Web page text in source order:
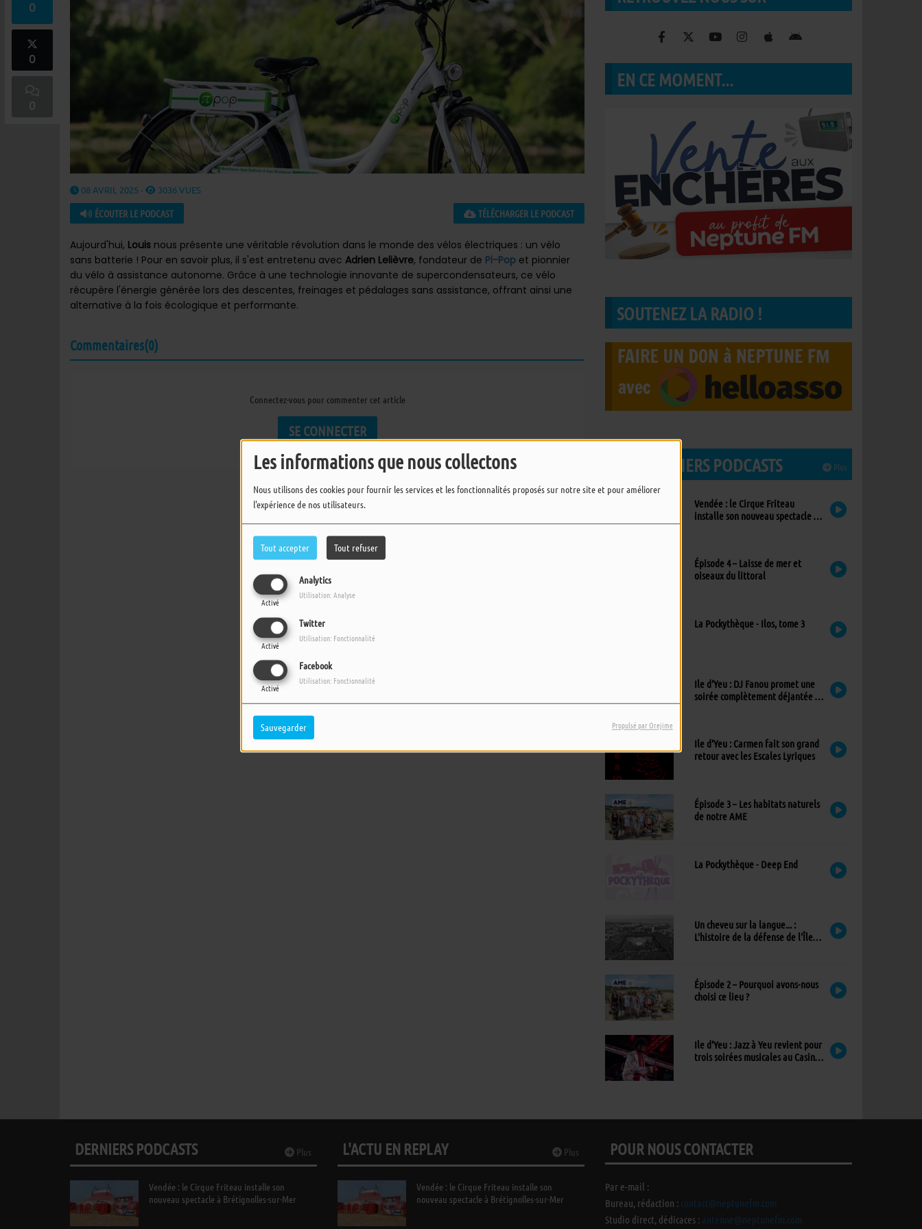
Les informations que nous collectons
Nous utilisons des cookies pour fournir les services et les fonctionnalités proposés sur notre site et pour améliorer
l'expérience de nos utilisateurs.
Tout accepter Tout refuser
Analytics
Activé
Utilisation: Analyse
Twitter
Activé
Utilisation: Fonctionnalité
Facebook
Activé
Utilisation: Fonctionnalité
Sauvegarder Propulsé par Orejime
0
0
0
08 AVRIL 2025 - 3036 VUES
ÉCOUTER LE PODCAST TÉLÉCHARGER LE PODCAST
Aujourd'hui, Louis nous présente une véritable révolution dans le monde des vélos électriques : un vélo
sans batterie ! Pour en savoir plus, il s'est entretenu avec Adrien Lelièvre, fondateur de Pi-Pop et pionnier
du vélo à assistance autonome. Grâce à une technologie innovante de supercondensateurs, ce vélo
récupère l'énergie générée lors des descentes, freinages et pédalages sans assistance, offrant ainsi une
alternative à la fois écologique et performante.
Commentaires(0)
Connectez-vous pour commenter cet article
SE CONNECTER
EN CE MOMENT...
SOUTENEZ LA RADIO !
Plus
LES DERNIERS PODCASTS
Vendée : le Cirque Friteau
installe son nouveau spectacle à
Épisode 4 – Laisse de mer et
oiseaux du littoral
La Pockythèque - Ilos, tome 3
Ile d’Yeu : DJ Fanou promet une
soirée complètement déjantée à
Ile d’Yeu : Carmen fait son grand
retour avec les Escales Lyriques
Épisode 3 – Les habitats naturels
de notre AME
La Pockythèque - Deep End
Un cheveu sur la langue... :
L'histoire de la défense de l'Île
Épisode 2 – Pourquoi avons-nous
choisi ce lieu ?
Ile d’Yeu : Jazz à Yeu revient pour
trois soirées musicales au Casino,
Plus
DERNIERS PODCASTS
Vendée : le Cirque Friteau installe son
nouveau spectacle à Brétignolles-sur-Mer
Plus
L'ACTU EN REPLAY
Vendée : le Cirque Friteau installe son
nouveau spectacle à Brétignolles-sur-Mer
POUR NOUS CONTACTER
Par e-mail :
Bureau, rédaction : contact@neptunefm.com
Studio direct, dédicaces : antenne@neptunefm.com